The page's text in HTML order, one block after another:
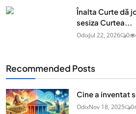
Înalta Curte dă
sesiza Curtea...
OdixJul 22, 2026 0
Recommended Posts
Cine a inventat
OdixNov 18, 2025 0